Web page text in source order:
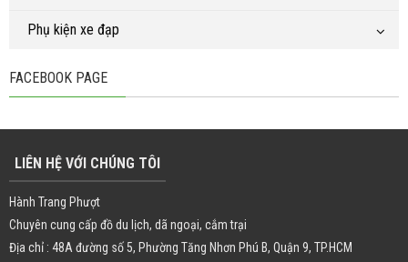
Phụ kiện xe đạp
FACEBOOK PAGE
LIÊN HỆ VỚI CHÚNG TÔI
Hành Trang Phượt
Chuyên cung cấp đồ du lịch, dã ngoại, cắm trại
Địa chỉ : 48A đường số 5, Phường Tăng Nhơn Phú B, Quận 9, TP.HCM